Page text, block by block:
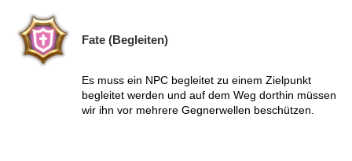
Fate (Begleiten)
Es muss ein NPC begleitet zu einem Zielpunkt
begleitet werden und auf dem Weg dorthin müssen
wir ihn vor mehrere Gegnerwellen beschützen.